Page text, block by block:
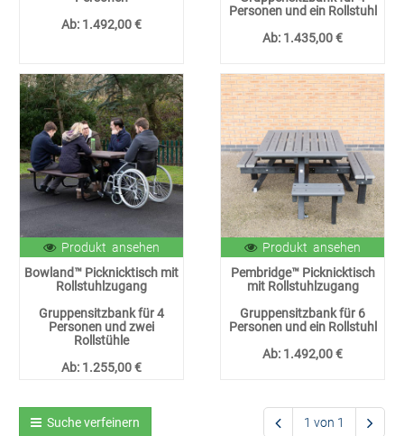
Ab: 1.492,00 €
Personen und ein Rollstuhl
Ab: 1.435,00 €
Produkt ansehen
Bowland™ Picknicktisch mit
Rollstuhlzugang
Gruppensitzbank für 4
Personen und zwei
Rollstühle
Ab: 1.255,00 €
Produkt ansehen
Pembridge™ Picknicktisch
mit Rollstuhlzugang
Gruppensitzbank für 6
Personen und ein Rollstuhl
Ab: 1.492,00 €
Suche verfeinern 1 von 1